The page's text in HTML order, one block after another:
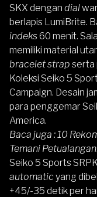
SKX dengan dial
berlapis LumiBrite.
indeks60 menit.
memiliki material
bracelet strap serta
Koleksi Seiko 5
Campaign. Desain
para penggemar
America.
Baca juga :10
Temani
Seiko 5 Sports
automatic yang
+45/-35 detik per